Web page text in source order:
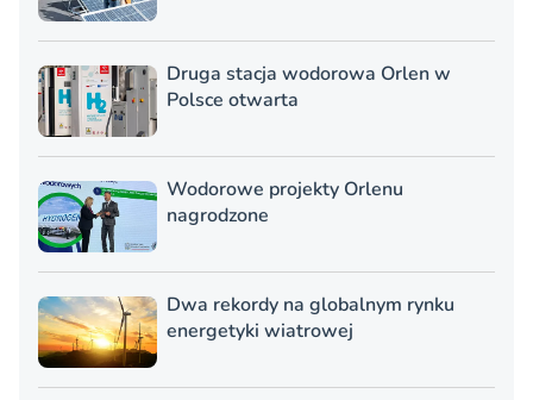
Druga stacja wodorowa Orlen w
Polsce otwarta
Wodorowe projekty Orlenu
nagrodzone
Dwa rekordy na globalnym rynku
energetyki wiatrowej